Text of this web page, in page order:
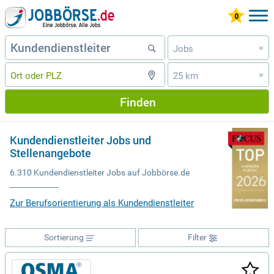
Jobs »
25 km »
Finden
Kundendienstleiter Jobs und
Stellenangebote
6.310 Kundendienstleiter Jobs auf Jobbörse.de
Zur Berufsorientierung als Kundendienstleiter
Filter
Sortierung